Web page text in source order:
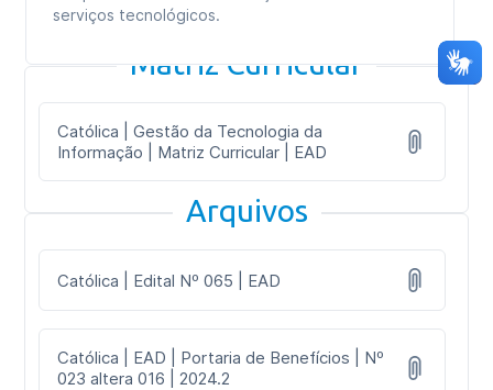
serviços tecnológicos.
Matriz Curricular
Católica | Gestão da Tecnologia da
Informação | Matriz Curricular | EAD
Arquivos
Católica | Edital Nº 065 | EAD
Católica | EAD | Portaria de Benefícios | Nº
023 altera 016 | 2024.2